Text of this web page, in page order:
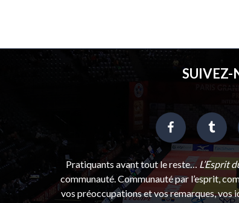
SUIVEZ-
Pratiquants avant tout le reste… L’Esprit
communauté. Communauté par l’esprit,
vos préoccupations et vos remarques, vos